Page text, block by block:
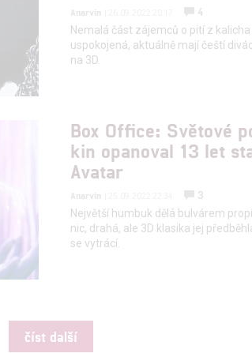
Anarvin
4
Nemalá část zájemců o pití z kalicha
uspokojená, aktuálně mají čeští
na 3D.
Box Office: Světové
kin opanoval 13 let
Avatar
Anarvin
3
Největší humbuk dělá bulvárem
nic, drahá, ale 3D klasika jej
se vytrácí.
číst další